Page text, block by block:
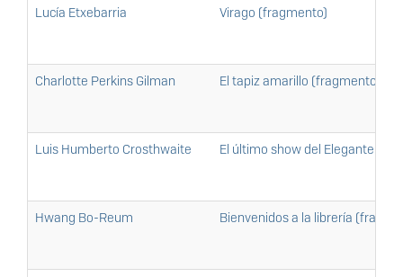
Lucía Etxebarria Virago (fragmento)
Charlotte Perkins Gilman El tapiz amarillo (fragmento)
Luis Humberto Crosthwaite El último show del Elegante
Hwang Bo-Reum Bienvenidos a la librería